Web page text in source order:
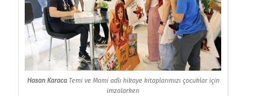
Hasan KaracaTemi ve Mami adlı hikaye kitaplarımızı çocuklar için
imzalarken